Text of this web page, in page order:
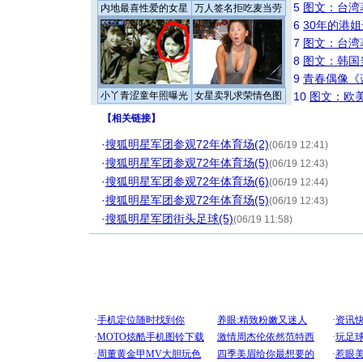
内地最喜性爱的女星 万人签名拒吃麦当劳
小丫青涩童年照曝光 女星卖乳求荣情色图
5 图文：台
6 30年的港
7 图文：台
8 图文：韩
9 青春偶像《
10 图文：欧
【相关链接】
·搜狐明星军团参观72年体育场(2)(06/19 12:41)
·搜狐明星军团参观72年体育场(5)(06/19 12:43)
·搜狐明星军团参观72年体育场(6)(06/19 12:44)
·搜狐明星军团参观72年体育场(5)(06/19 12:43)
·搜狐明星军团街头足球(5)(06/19 11:58)